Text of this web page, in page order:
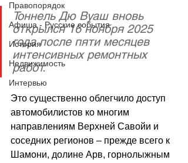
Правопорядок
Афиша - Русские события
История
Недвижимость
Интервью
Тоннель Дю Вуаш вновь
открылся 16 ноября 2025
года после пяти месяцев
интенсивных ремонтных
работ.
Это существенно облегчило доступ
автомобилистов ко многим
направлениям Верхней Савойи и
соседних регионов – прежде всего к
Шамони, долине Арв, горнолыжным